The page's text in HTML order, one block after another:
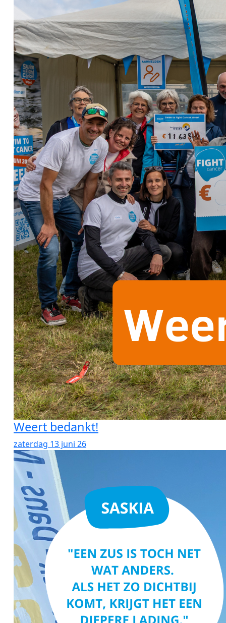
Weert bedankt!
zaterdag 13 juni 26